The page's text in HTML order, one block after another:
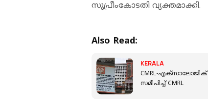
സുപ്രീംകോടതി വ്യക്തമാക്കി.
Also Read:
KERALA
CMRL-
സമീപിച്ച് CMRL